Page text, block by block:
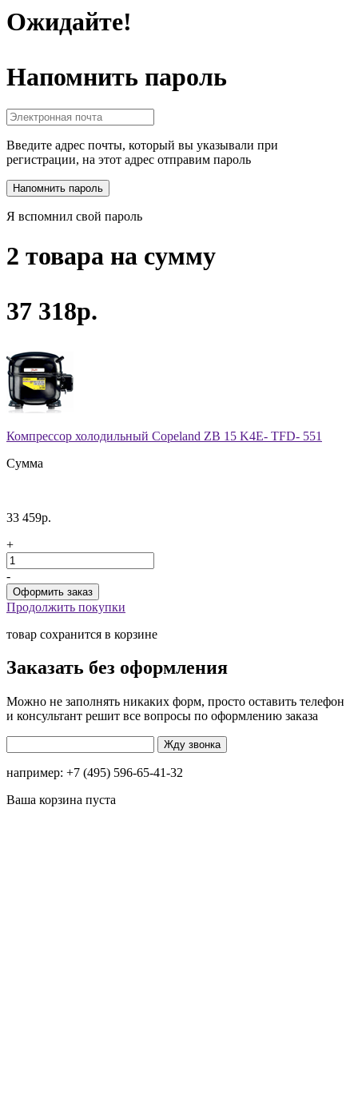
Ожидайте!
Напомнить пароль
Введите адрес почты, который вы указывали при
регистрации, на этот адрес отправим пароль
Я вспомнил свой пароль
2 товара на сумму
37 318р.
Компрессор холодильный Copeland ZB 15 K4E- TFD- 551
Сумма
33 459р.
+
-
Продолжить покупки
товар сохранится в корзине
Заказать без оформления
Можно не заполнять никаких форм, просто оставить телефон
и консультант решит все вопросы по оформлению заказа
например: +7 (495) 596-65-41-32
Ваша корзина пуста